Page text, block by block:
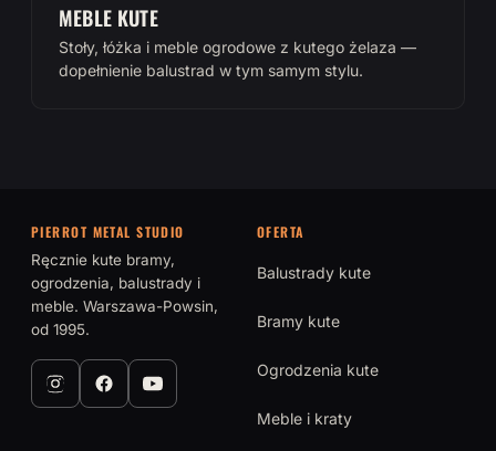
MEBLE KUTE
Stoły, łóżka i meble ogrodowe z kutego żelaza —
dopełnienie balustrad w tym samym stylu.
PIERROT METAL STUDIO
Ręcznie kute bramy,
ogrodzenia, balustrady i
meble. Warszawa-Powsin,
od 1995.
OFERTA
Balustrady kute
Bramy kute
Ogrodzenia kute
Meble i kraty